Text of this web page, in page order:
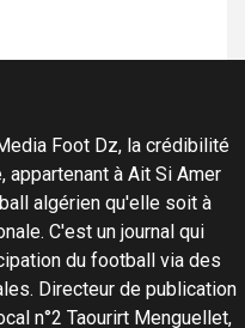
Foot Dz, la crédibilité
appartenant à Ait Si Amer
algérien qu'elle soit à
C'est un journal qui
du football via des
Directeur de publication
n°2 Taourirt Menguellet,